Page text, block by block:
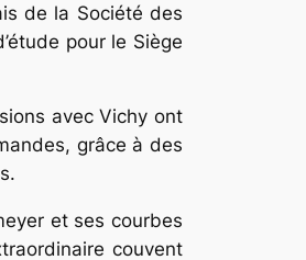
de la Société des
pour le Siège
avec Vichy ont
grâce à des
et ses courbes
couvent